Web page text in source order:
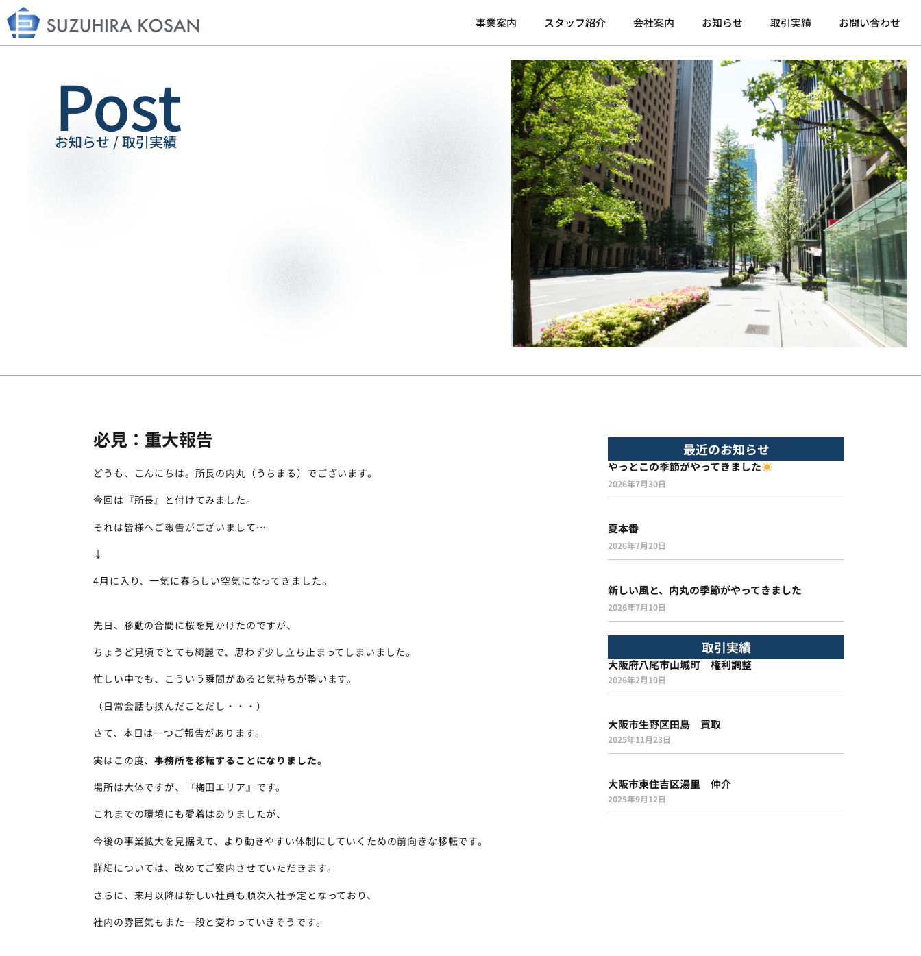
事業案内 スタッフ紹介 会社案内 お知らせ 取引実績 お問い合わせ
Post
お知らせ / 取引実績
必見：重大報告
どうも、こんにちは。所長の内丸（うちまる）でございます。
今回は『所長』と付けてみました。
それは皆様へご報告がございまして…
↓
4月に入り、一気に春らしい空気になってきました。
先日、移動の合間に桜を見かけたのですが、
ちょうど見頃でとても綺麗で、思わず少し立ち止まってしまいました。
忙しい中でも、こういう瞬間があると気持ちが整います。
（日常会話も挟んだことだし・・・）
さて、本日は一つご報告があります。
実はこの度、事務所を移転することになりました。
場所は大体ですが、『梅田エリア』です。
これまでの環境にも愛着はありましたが、
今後の事業拡大を見据えて、より動きやすい体制にしていくための前向きな移転です。
詳細については、改めてご案内させていただきます。
さらに、来月以降は新しい社員も順次入社予定となっており、
社内の雰囲気もまた一段と変わっていきそうです。
最近のお知らせ
やっとこの季節がやってきました
2026年7月30日
夏本番
2026年7月20日
新しい風と、内丸の季節がやってきました
2026年7月10日
取引実績
大阪府八尾市山城町 権利調整
2026年2月10日
大阪市生野区田島 買取
2025年11月23日
大阪市東住吉区湯里 仲介
2025年9月12日